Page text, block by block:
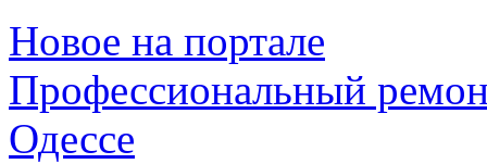
Новое на портале
Профессиональный
Одессе